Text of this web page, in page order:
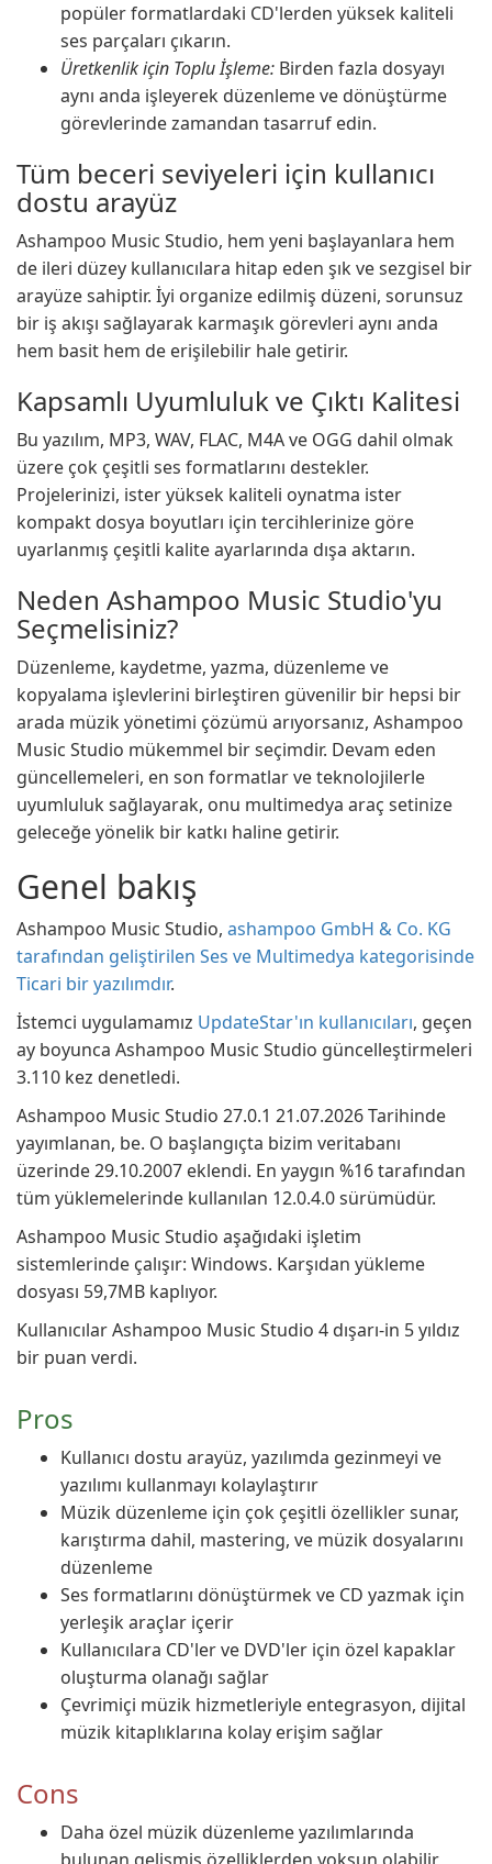
popüler formatlardaki CD'lerden yüksek kaliteli
ses parçaları çıkarın.
Üretkenlik için Toplu İşleme: Birden fazla dosyayı
aynı anda işleyerek düzenleme ve dönüştürme
görevlerinde zamandan tasarruf edin.
Tüm beceri seviyeleri için kullanıcı
dostu arayüz
Ashampoo Music Studio, hem yeni başlayanlara hem
de ileri düzey kullanıcılara hitap eden şık ve sezgisel bir
arayüze sahiptir. İyi organize edilmiş düzeni, sorunsuz
bir iş akışı sağlayarak karmaşık görevleri aynı anda
hem basit hem de erişilebilir hale getirir.
Kapsamlı Uyumluluk ve Çıktı Kalitesi
Bu yazılım, MP3, WAV, FLAC, M4A ve OGG dahil olmak
üzere çok çeşitli ses formatlarını destekler.
Projelerinizi, ister yüksek kaliteli oynatma ister
kompakt dosya boyutları için tercihlerinize göre
uyarlanmış çeşitli kalite ayarlarında dışa aktarın.
Neden Ashampoo Music Studio'yu
Seçmelisiniz?
Düzenleme, kaydetme, yazma, düzenleme ve
kopyalama işlevlerini birleştiren güvenilir bir hepsi bir
arada müzik yönetimi çözümü arıyorsanız, Ashampoo
Music Studio mükemmel bir seçimdir. Devam eden
güncellemeleri, en son formatlar ve teknolojilerle
uyumluluk sağlayarak, onu multimedya araç setinize
geleceğe yönelik bir katkı haline getirir.
Genel bakış
Ashampoo Music Studio, ashampoo GmbH & Co. KG
tarafından geliştirilen Ses ve Multimedya kategorisinde
Ticari bir yazılımdır.
İstemci uygulamamız UpdateStar'ın kullanıcıları, geçen
ay boyunca Ashampoo Music Studio güncelleştirmeleri
3.110 kez denetledi.
Ashampoo Music Studio 27.0.1 21.07.2026 Tarihinde
yayımlanan, be. O başlangıçta bizim veritabanı
üzerinde 29.10.2007 eklendi. En yaygın %16 tarafından
tüm yüklemelerinde kullanılan 12.0.4.0 sürümüdür.
Ashampoo Music Studio aşağıdaki işletim
sistemlerinde çalışır: Windows. Karşıdan yükleme
dosyası 59,7MB kaplıyor.
Kullanıcılar Ashampoo Music Studio 4 dışarı-in 5 yıldız
bir puan verdi.
Pros
Kullanıcı dostu arayüz, yazılımda gezinmeyi ve
yazılımı kullanmayı kolaylaştırır
Müzik düzenleme için çok çeşitli özellikler sunar,
karıştırma dahil, mastering, ve müzik dosyalarını
düzenleme
Ses formatlarını dönüştürmek ve CD yazmak için
yerleşik araçlar içerir
Kullanıcılara CD'ler ve DVD'ler için özel kapaklar
oluşturma olanağı sağlar
Çevrimiçi müzik hizmetleriyle entegrasyon, dijital
müzik kitaplıklarına kolay erişim sağlar
Cons
Daha özel müzik düzenleme yazılımlarında